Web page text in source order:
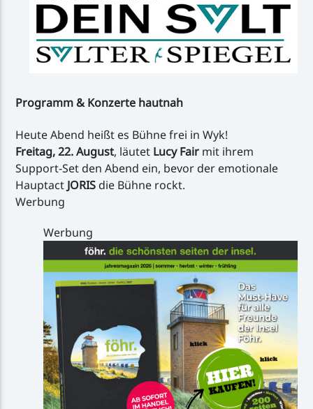
Programm & Konzerte hautnah
Heute Abend heißt es Bühne frei in Wyk!
Freitag, 22. August, läutet Lucy Fair mit ihrem
Support-Set den Abend ein, bevor der emotionale
Hauptact JORIS die Bühne rockt.
Werbung
Werbung